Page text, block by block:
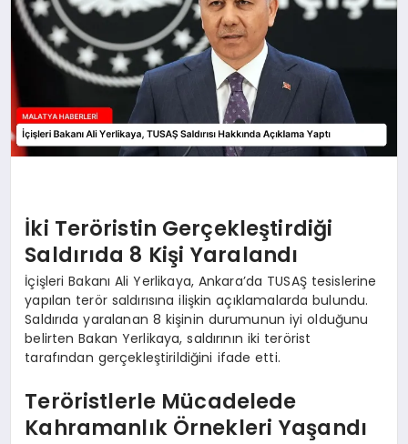
SIYASET
SPOR
TEKNOLOJI
İki Teröristin Gerçekleştirdiği
Saldırıda 8 Kişi Yaralandı
İçişleri Bakanı Ali Yerlikaya, Ankara’da TUSAŞ tesislerine
yapılan terör saldırısına ilişkin açıklamalarda bulundu.
Saldırıda yaralanan 8 kişinin durumunun iyi olduğunu
belirten Bakan Yerlikaya, saldırının iki terörist
tarafından gerçekleştirildiğini ifade etti.
Teröristlerle Mücadelede
Kahramanlık Örnekleri Yaşandı